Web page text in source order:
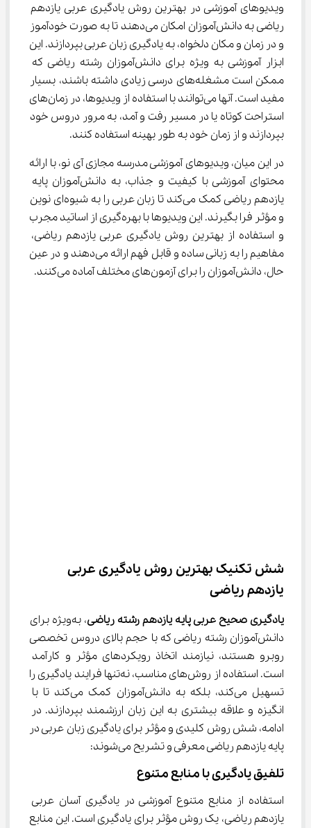
ویدیوهای آموزشی در بهترین روش یادگیری عربی یازدهم
ریاضی به دانش‌آموزان امکان می‌دهند تا به صورت خودآموز
و در زمان و مکان دلخواه، به یادگیری زبان عربی بپردازند. این
ابزار آموزشی به ویژه برای دانش‌آموزان رشته ریاضی که
ممکن است مشغله‌های درسی زیادی داشته باشند، بسیار
مفید است. آنها می‌توانند با استفاده از ویدیوها، در زمان‌های
استراحت کوتاه یا در مسیر رفت و آمد، به مرور دروس خود
بپردازند و از زمان خود به طور بهینه استفاده کنند.
در این میان، ویدیوهای آموزشی مدرسه مجازی آی نو، با ارائه
محتوای آموزشی با کیفیت و جذاب، به دانش‌آموزان پایه
یازدهم ریاضی کمک می‌کند تا زبان عربی را به شیوه‌ای نوین
و مؤثر فرا بگیرند. این ویدیوها با بهره‌گیری از اساتید مجرب
و استفاده از بهترین روش یادگیری عربی یازدهم ریاضی،
مفاهیم را به زبانی ساده و قابل فهم ارائه می‌دهند و در عین
حال، دانش‌آموزان را برای آزمون‌های مختلف آماده می‌کنند.
شش تکنیک بهترین روش یادگیری عربی
یازدهم ریاضی
یادگیری صحیح عربی پایه یازدهم رشته ریاضی
، به‌ویژه برای
دانش‌آموزان رشته ریاضی که با حجم بالای دروس تخصصی
روبرو هستند، نیازمند اتخاذ رویکردهای مؤثر و کارآمد
است. استفاده از روش‌های مناسب، نه‌تنها فرایند یادگیری را
تسهیل می‌کند، بلکه به دانش‌آموزان کمک می‌کند تا با
انگیزه و علاقه بیشتری به این زبان ارزشمند بپردازند. در
ادامه، شش روش کلیدی و مؤثر برای یادگیری زبان عربی در
پایه یازدهم ریاضی معرفی و تشریح می‌شوند:
تلفیق یادگیری با منابع متنوع
استفاده از منابع متنوع آموزشی در یادگیری آسان عربی
یازدهم ریاضی، یک روش مؤثر برای یادگیری است. این منابع